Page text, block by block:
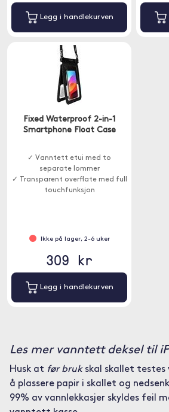
Legg i handlekurven
Fixed Waterproof 2-in-1
Smartphone Float Case
✓ Vanntett etui med to
separate lommer
✓ Transparent overflate med full
touchfunksjon
Ikke på lager, 2-6 uker
309 kr
Legg i handlekurven
Les mer vanntett deksel til
Husk at før brukskal skallet testes
å plassere papir i skallet og
99% av vannlekkasjer skyldes feil